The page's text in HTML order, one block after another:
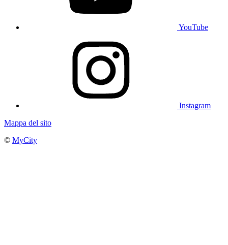
YouTube
Instagram
Mappa del sito
© MyCity